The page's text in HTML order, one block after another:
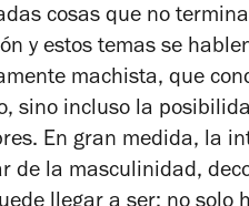
cosas que no
y estos temas se
machista, que
sino incluso la
En gran medida, la
de la masculinidad,